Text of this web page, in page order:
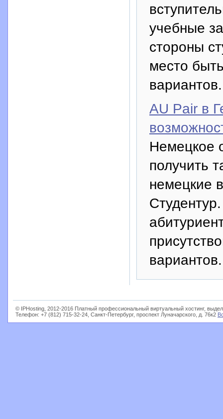
учебные
стороны
место
вариантов.
AU Pair в
Немецкое
получить
немецкие
вариантов.
© IPHosting, 2012-2016 Платный профессиональный виртуальный хостинг,
Телефон: +7 (812) 715-32-24, Санкт-Петербург, проспект Луначарского, д. 76к2